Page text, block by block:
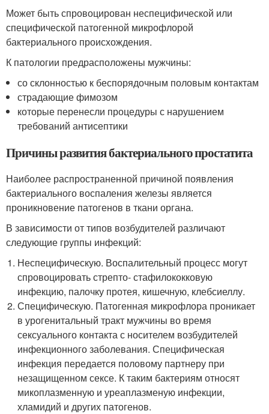
Может быть спровоцирован неспецифической или
специфической патогенной микрофлорой
бактериального происхождения.
К патологии предрасположены мужчины:
со склонностью к беспорядочным половым контактам
страдающие фимозом
которые перенесли процедуры с нарушением
требований антисептики
Причины развития бактериального простатита
Наиболее распространенной причиной появления
бактериального воспаления железы является
проникновение патогенов в ткани органа.
В зависимости от типов возбудителей различают
следующие группы инфекций:
Неспецифическую. Воспалительный процесс могут
спровоцировать стрепто- стафилококковую
инфекцию, палочку протея, кишечную, клебсиеллу.
Специфическую. Патогенная микрофлора проникает
в урогенитальный тракт мужчины во время
сексуального контакта с носителем возбудителей
инфекционного заболевания. Специфическая
инфекция передается половому партнеру при
незащищенном сексе. К таким бактериям относят
микоплазменную и уреаплазменую инфекции,
хламидий и других патогенов.